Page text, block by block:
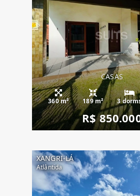
CASAS
360 m² 189 m² 3
R$
XANGRI-LÁ
Atlântida